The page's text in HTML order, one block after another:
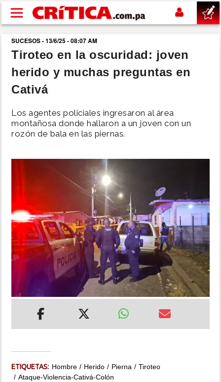
Pasar al contenido principal
buscar
SUCESOS
POLÍTICA
MUNDO
INSÓLITAS
IMPRESO
SUCESOS - 13/6/25 - 08:07 AM
Tiroteo en la oscuridad: joven
herido y muchas preguntas en
Cativá
Los agentes policiales ingresaron al área
montañosa donde hallaron a un joven con un
rozón de bala en las piernas.
ETIQUETAS: Hombre Herido Pierna
Tiroteo
Ataque-Violencia-Cativá-Colón